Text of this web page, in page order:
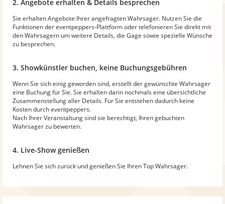
2. Angebote erhalten & Details besprechen
Sie erhalten Angebote Ihrer angefragten Wahrsager. Nutzen Sie die
Funktionen der eventpeppers-Plattform oder telefonieren Sie direkt mit
den Wahrsagern um weitere Details, die Gage sowie spezielle Wünsche
zu besprechen.
3. Showkünstler buchen, keine Buchungsgebühren
Wenn Sie sich einig geworden sind, erstellt der gewünschte Wahrsager
eine Buchung für Sie. Sie erhalten darin nochmals eine übersichtliche
Zusammenstellung aller Details. Für Sie entstehen dadurch keine
Kosten durch eventpeppers.
Nach Ihrer Veranstaltung sind sie berechtigt, Ihren gebuchten
Wahrsager zu bewerten.
4. Live-Show genießen
Lehnen Sie sich zurück und genießen Sie Ihren Top Wahrsager.